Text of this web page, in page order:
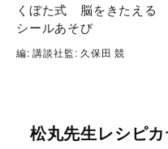
くぼた式 脳をきたえる
シールあそび
編: 講談社監: 久保田 競
松丸先生レシピ